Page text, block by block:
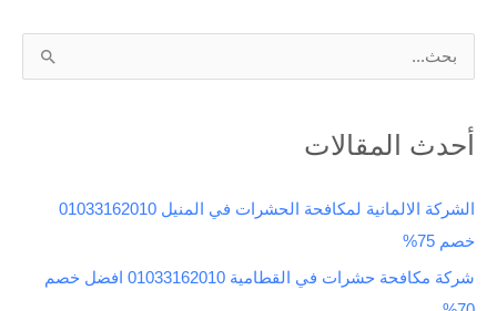
ب
ح
:
أحدث المقالات
الشركة الالمانية لمكافحة الحشرات في المنيل 01033162010
خصم 75%
شركة مكافحة حشرات في القطامية 01033162010 افضل خصم